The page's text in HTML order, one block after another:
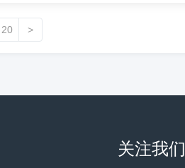
20 >
关注我们